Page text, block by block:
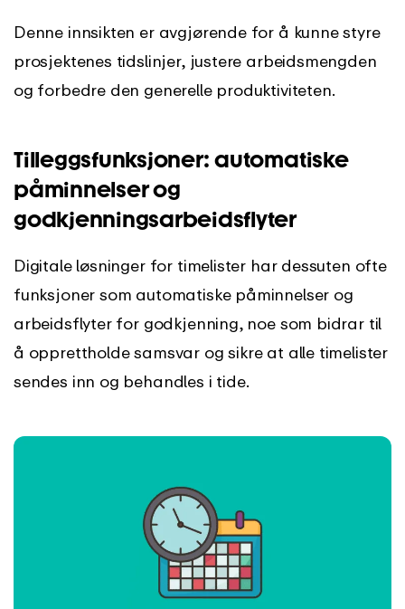
Denne innsikten er avgjørende for å kunne styre
prosjektenes tidslinjer, justere arbeidsmengden
og forbedre den generelle produktiviteten.
Tilleggsfunksjoner: automatiske
påminnelser og
godkjenningsarbeidsflyter
Digitale løsninger for timelister har dessuten ofte
funksjoner som automatiske påminnelser og
arbeidsflyter for godkjenning, noe som bidrar til
å opprettholde samsvar og sikre at alle timelister
sendes inn og behandles i tide.